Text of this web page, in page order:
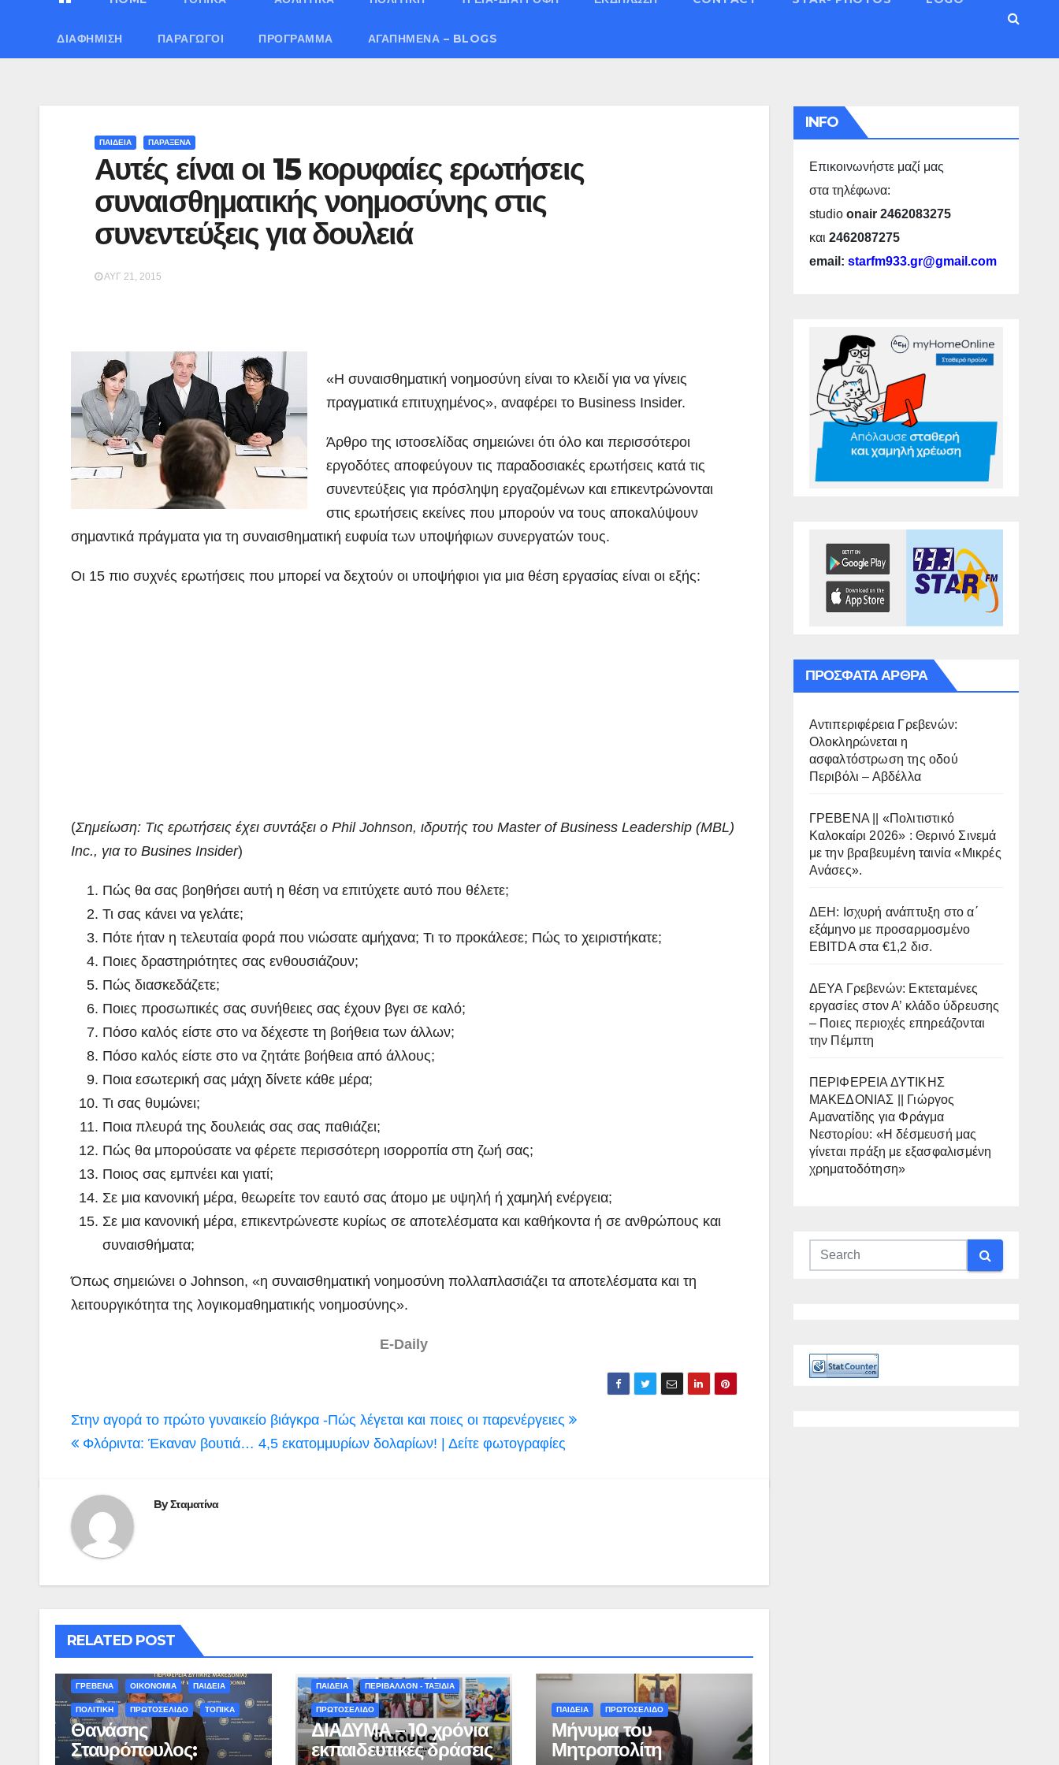
ΔΙΑΦΉΜΙΣΗ ΠΑΡΑΓΩΓΟΊ ΠΡΌΓΡΑΜΜΑ ΑΓΑΠΗΜΈΝΑ – BLOGS
ΠΑΙΔΕΙΑ ΠΑΡΑΞΕΝΑ
Αυτές είναι οι 15 κορυφαίες ερωτήσεις
συναισθηματικής νοημοσύνης στις
συνεντεύξεις για δουλειά
ΑΥΓ 21, 2015
«Η συναισθηματική νοημοσύνη είναι το κλειδί για να γίνεις
πραγματικά επιτυχημένος», αναφέρει το Business Insider.
Άρθρο της ιστοσελίδας σημειώνει ότι όλο και περισσότεροι
εργοδότες αποφεύγουν τις παραδοσιακές ερωτήσεις κατά τις
συνεντεύξεις για πρόσληψη εργαζομένων και επικεντρώνονται
στις ερωτήσεις εκείνες που μπορούν να τους αποκαλύψουν
σημαντικά πράγματα για τη συναισθηματική ευφυία των υποψήφιων συνεργατών τους.
Οι 15 πιο συχνές ερωτήσεις που μπορεί να δεχτούν οι υποψήφιοι για μια θέση εργασίας είναι οι εξής:
(Σημείωση: Tις ερωτήσεις έχει συντάξει ο Phil Johnson, ιδρυτής του Master of Business Leadership (MBL)
Inc., για το Busines Insider)
Πώς θα σας βοηθήσει αυτή η θέση να επιτύχετε αυτό που θέλετε;
Τι σας κάνει να γελάτε;
Πότε ήταν η τελευταία φορά που νιώσατε αμήχανα; Τι το προκάλεσε; Πώς το χειριστήκατε;
Ποιες δραστηριότητες σας ενθουσιάζουν;
Πώς διασκεδάζετε;
Ποιες προσωπικές σας συνήθειες σας έχουν βγει σε καλό;
Πόσο καλός είστε στο να δέχεστε τη βοήθεια των άλλων;
Πόσο καλός είστε στο να ζητάτε βοήθεια από άλλους;
Ποια εσωτερική σας μάχη δίνετε κάθε μέρα;
Τι σας θυμώνει;
Ποια πλευρά της δουλειάς σας σας παθιάζει;
Πώς θα μπορούσατε να φέρετε περισσότερη ισορροπία στη ζωή σας;
Ποιος σας εμπνέει και γιατί;
Σε μια κανονική μέρα, θεωρείτε τον εαυτό σας άτομο με υψηλή ή χαμηλή ενέργεια;
Σε μια κανονική μέρα, επικεντρώνεστε κυρίως σε αποτελέσματα και καθήκοντα ή σε ανθρώπους και
συναισθήματα;
Όπως σημειώνει ο Johnson, «η συναισθηματική νοημοσύνη πολλαπλασιάζει τα αποτελέσματα και τη
λειτουργικότητα της λογικομαθηματικής νοημοσύνης».
E-Daily
Πλοήγηση
άρθρων
Στην αγορά το πρώτο γυναικείο βιάγκρα -Πώς λέγεται και ποιες οι παρενέργειες
Φλόριντα: Έκαναν βουτιά… 4,5 εκατομμυρίων δολαρίων! | Δείτε φωτογραφίες
ByΣταματίνα
RELATED POST
ΓΡΕΒΕΝΑ ΟΙΚΟΝΟΜΙΑ ΠΑΙΔΕΙΑ
ΠΟΛΙΤΙΚΗ ΠΡΩΤΟΣΕΛΙΔΟ ΤΟΠΙΚΑ
Θανάσης
Σταυρόπουλος:
ΠΑΙΔΕΙΑ ΠΕΡΙΒΑΛΛΟΝ - ΤΑΞΙΔΙΑ
ΠΡΩΤΟΣΕΛΙΔΟ
ΔΙΑΔΥΜΑ – 10 χρόνια
εκπαιδευτικές δράσεις
ΠΑΙΔΕΙΑ ΠΡΩΤΟΣΕΛΙΔΟ
Μήνυμα του
Μητροπολίτη
INFO
Επικοινωνήστε μαζί μας
στα τηλέφωνα:
studio onair 2462083275
και 2462087275
email: starfm933.gr@gmail.com
ΠΡΌΣΦΑΤΑ ΆΡΘΡΑ
Αντιπεριφέρεια Γρεβενών:
Ολοκληρώνεται η
ασφαλτόστρωση της οδού
Περιβόλι – Αβδέλλα
ΓΡΕΒΕΝΑ || «Πολιτιστικό
Καλοκαίρι 2026» : Θερινό Σινεμά
με την βραβευμένη ταινία «Μικρές
Ανάσες».
ΔΕΗ: Ισχυρή ανάπτυξη στο α΄
εξάμηνο με προσαρμοσμένο
EBITDA στα €1,2 δισ.
ΔΕΥΑ Γρεβενών: Εκτεταμένες
εργασίες στον Α’ κλάδο ύδρευσης
– Ποιες περιοχές επηρεάζονται
την Πέμπτη
ΠΕΡΙΦΕΡΕΙΑ ΔΥΤΙΚΗΣ
ΜΑΚΕΔΟΝΙΑΣ || Γιώργος
Αμανατίδης για Φράγμα
Νεστορίου: «Η δέσμευσή μας
γίνεται πράξη με εξασφαλισμένη
χρηματοδότηση»